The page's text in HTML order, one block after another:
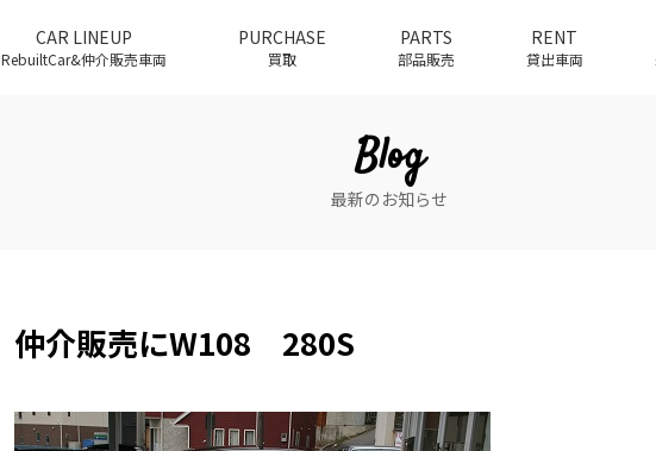
CAR LINEUP
RebuiltCar&仲介販売車両
PURCHASE
買取
PARTS
部品販売
RENT
貸出車両
Blog
最新のお知らせ
仲介販売にW108 280S